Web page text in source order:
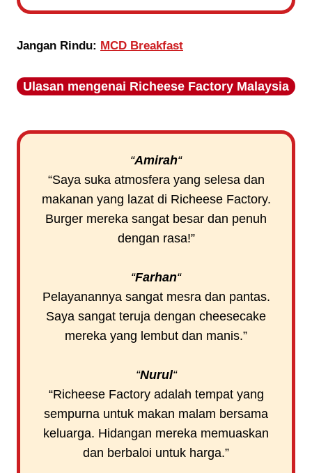
Jangan Rindu: MCD Breakfast
Ulasan mengenai Richeese Factory Malaysia
“Amirah“
“Saya suka atmosfera yang selesa dan
makanan yang lazat di Richeese Factory.
Burger mereka sangat besar dan penuh
dengan rasa!”
“Farhan“
Pelayanannya sangat mesra dan pantas.
Saya sangat teruja dengan cheesecake
mereka yang lembut dan manis.”
“Nurul“
“Richeese Factory adalah tempat yang
sempurna untuk makan malam bersama
keluarga. Hidangan mereka memuaskan
dan berbaloi untuk harga.”